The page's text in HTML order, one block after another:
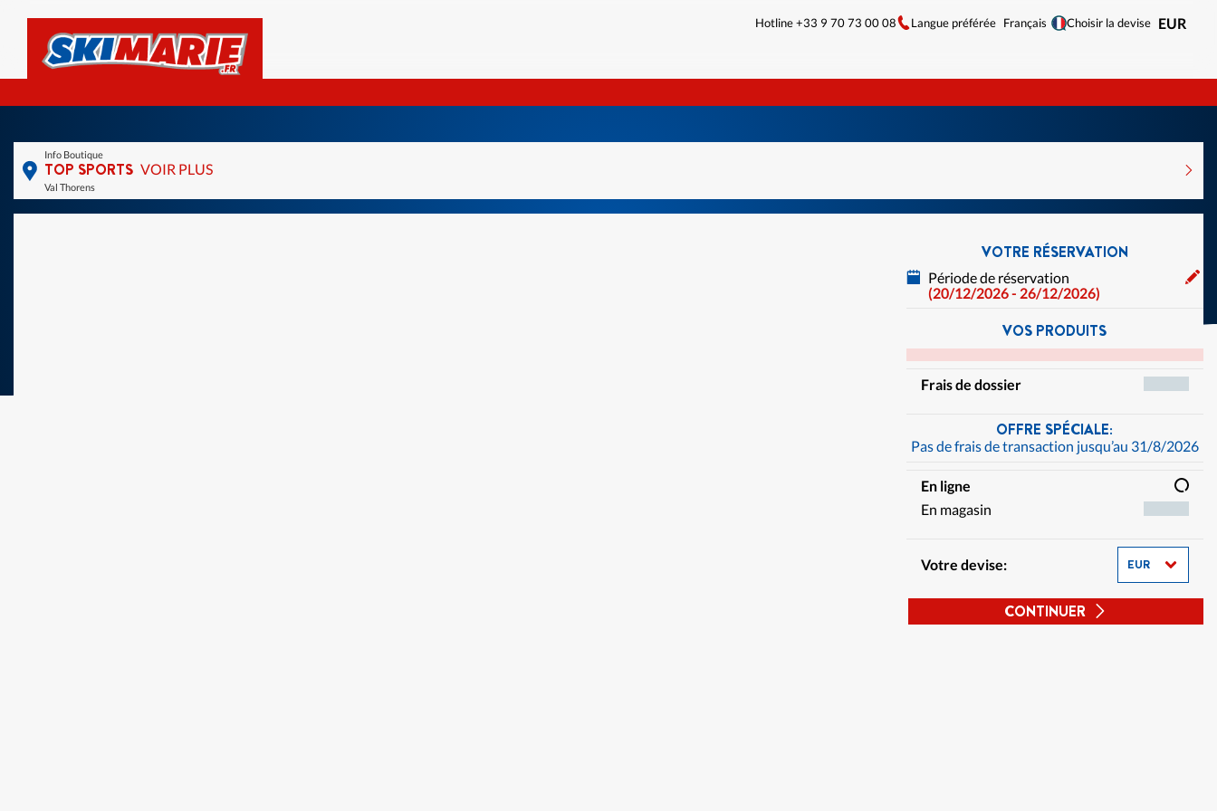
Hotline +33 9 70 73 00 08 Langue préférée Français Choisir la devise EUR
Info Boutique
TOP SPORTS VOIR PLUS
Val Thorens
VOTRE RÉSERVATION
Période de réservation
(20/12/2026 - 26/12/2026)
VOS PRODUITS
Frais de dossier
OFFRE SPÉCIALE:
Pas de frais de transaction jusqu’au 31/8/2026
En ligne
En magasin
Votre devise:
CONTINUER